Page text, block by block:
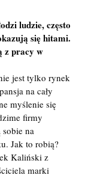
ludzie, często
się hitami.
z pracy w
jest tylko rynek
na cały
myślenie się
firmy
na
Jak to robią?
Kaliński z
marki